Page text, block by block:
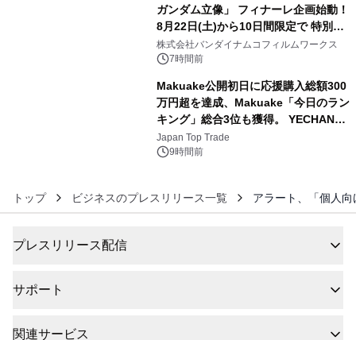
ガンダム立像」 フィナーレ企画始動！
8月22日(土)から10日間限定で 特別映
像『UNICORN GUNDAM Statue ―
BEYOND POSSIBILITY ―』を上映！
株式会社バンダイナムコフィルムワークス
7時間前
Makuake公開初日に応援購入総額300
万円超を達成、Makuake「今日のラン
キング」総合3位も獲得。 YECHAN音
浴シンギングボウル第2弾の大型サイ
ズ（XL・2XL・3XL）を先行販売中
Japan Top Trade
9時間前
トップ ビジネスのプレスリリース一覧 アラート、「個人
プレスリリース配信
サポート
関連サービス